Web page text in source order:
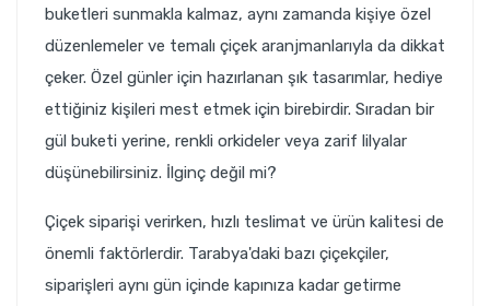
buketleri sunmakla kalmaz, aynı zamanda kişiye özel
düzenlemeler ve temalı çiçek aranjmanlarıyla da dikkat
çeker. Özel günler için hazırlanan şık tasarımlar, hediye
ettiğiniz kişileri mest etmek için birebirdir. Sıradan bir
gül buketi yerine, renkli orkideler veya zarif lilyalar
düşünebilirsiniz. İlginç değil mi?
Çiçek siparişi verirken, hızlı teslimat ve ürün kalitesi de
önemli faktörlerdir. Tarabya'daki bazı çiçekçiler,
siparişleri aynı gün içinde kapınıza kadar getirme